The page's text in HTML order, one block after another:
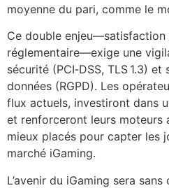
moyenne du pari, comme le
Ce double
réglementaire—exige une
sécurité (PCI‑DSS, TLS 1.3)
données (RGPD). Les
flux actuels, investiront dans
et renforceront leurs moteurs
mieux placés pour capter les
marché iGaming.
L’avenir du iGaming sera